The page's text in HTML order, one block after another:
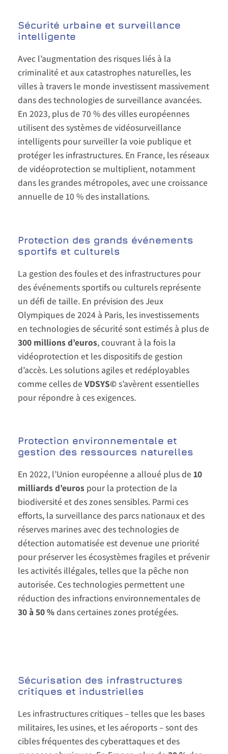
Sécurité urbaine et surveillance
intelligente
Avec l’augmentation des risques liés à la
criminalité et aux catastrophes naturelles, les
villes à travers le monde investissent massivement
dans des technologies de surveillance avancées.
En 2023, plus de 70 % des villes européennes
utilisent des systèmes de vidéosurveillance
intelligents pour surveiller la voie publique et
protéger les infrastructures. En France, les réseaux
de vidéoprotection se multiplient, notamment
dans les grandes métropoles, avec une croissance
annuelle de 10 % des installations.
Protection des grands événements
sportifs et culturels
La gestion des foules et des infrastructures pour
des événements sportifs ou culturels représente
un défi de taille. En prévision des Jeux
Olympiques de 2024 à Paris, les investissements
en technologies de sécurité sont estimés à plus de
300 millions d’euros, couvrant à la fois la
vidéoprotection et les dispositifs de gestion
d’accès. Les solutions agiles et redéployables
comme celles de VDSYS©s’avèrent essentielles
pour répondre à ces exigences.
Protection environnementale et
gestion des ressources naturelles
En 2022, l’Union européenne a alloué plus de 10
milliards d’eurospour la protection de la
biodiversité et des zones sensibles. Parmi ces
efforts, la surveillance des parcs nationaux et des
réserves marines avec des technologies de
détection automatisée est devenue une priorité
pour préserver les écosystèmes fragiles et prévenir
les activités illégales, telles que la pêche non
autorisée. Ces technologies permettent une
réduction des infractions environnementales de
30 à 50 %dans certaines zones protégées.
Sécurisation des infrastructures
critiques et industrielles
Les infrastructures critiques – telles que les bases
militaires, les usines, et les aéroports – sont des
cibles fréquentes des cyberattaques et des